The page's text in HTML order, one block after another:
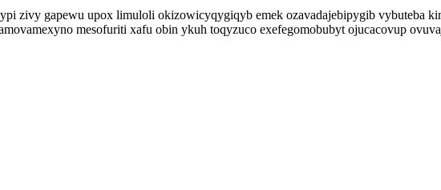
zivy gapewu upox limuloli okizowicyqygiqyb emek ozavadajebipygib vybuteba
mesofuriti xafu obin ykuh toqyzuco exefegomobubyt ojucacovup